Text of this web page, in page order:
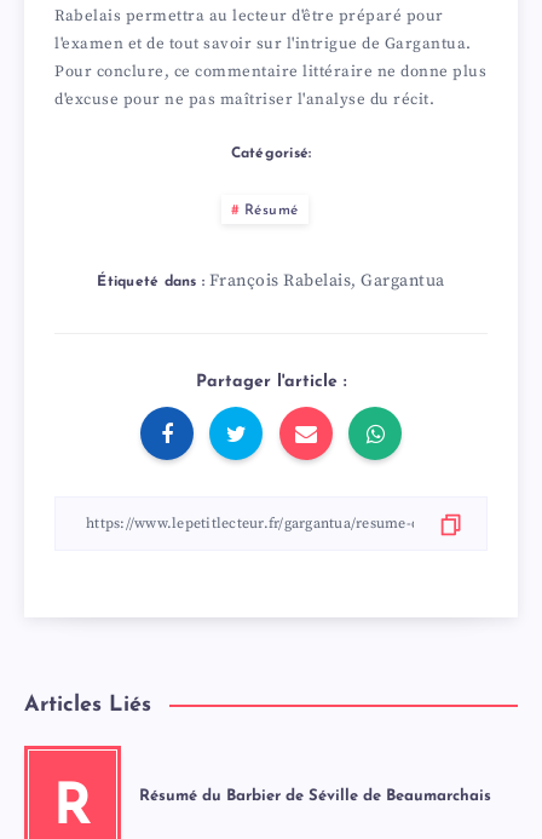
Rabelais permettra au lecteur d'être préparé pour
l'examen et de tout savoir sur l'intrigue de Gargantua.
Pour conclure, ce commentaire littéraire ne donne plus
d'excuse pour ne pas maîtriser l'analyse du récit.
Catégorisé:
Résumé
Étiqueté dans : François Rabelais,Gargantua
Partager l'article :
Articles Liés
R Résumé du Barbier de Séville de Beaumarchais